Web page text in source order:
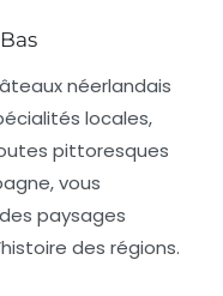
néerlandais
locales,
pittoresques
vous
paysages
des régions.